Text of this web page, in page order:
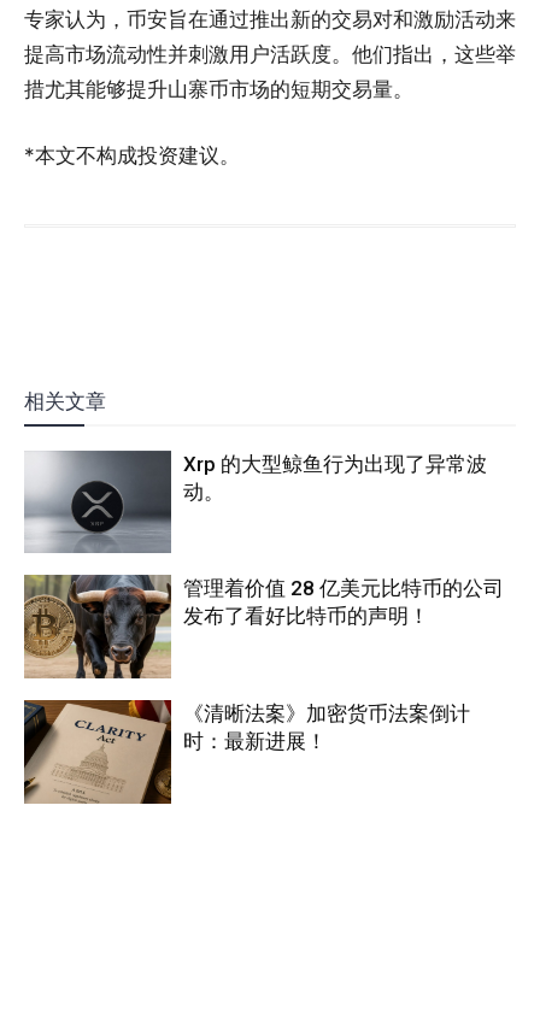
专家认为，币安旨在通过推出新的交易对和激励活动来
提高市场流动性并刺激用户活跃度。他们指出，这些举
措尤其能够提升山寨币市场的短期交易量。
*本文不构成投资建议。
相关文章
Xrp 的大型鲸鱼行为出现了异常波
动。
管理着价值 28 亿美元比特币的公司
发布了看好比特币的声明！
《清晰法案》加密货币法案倒计
时：最新进展！